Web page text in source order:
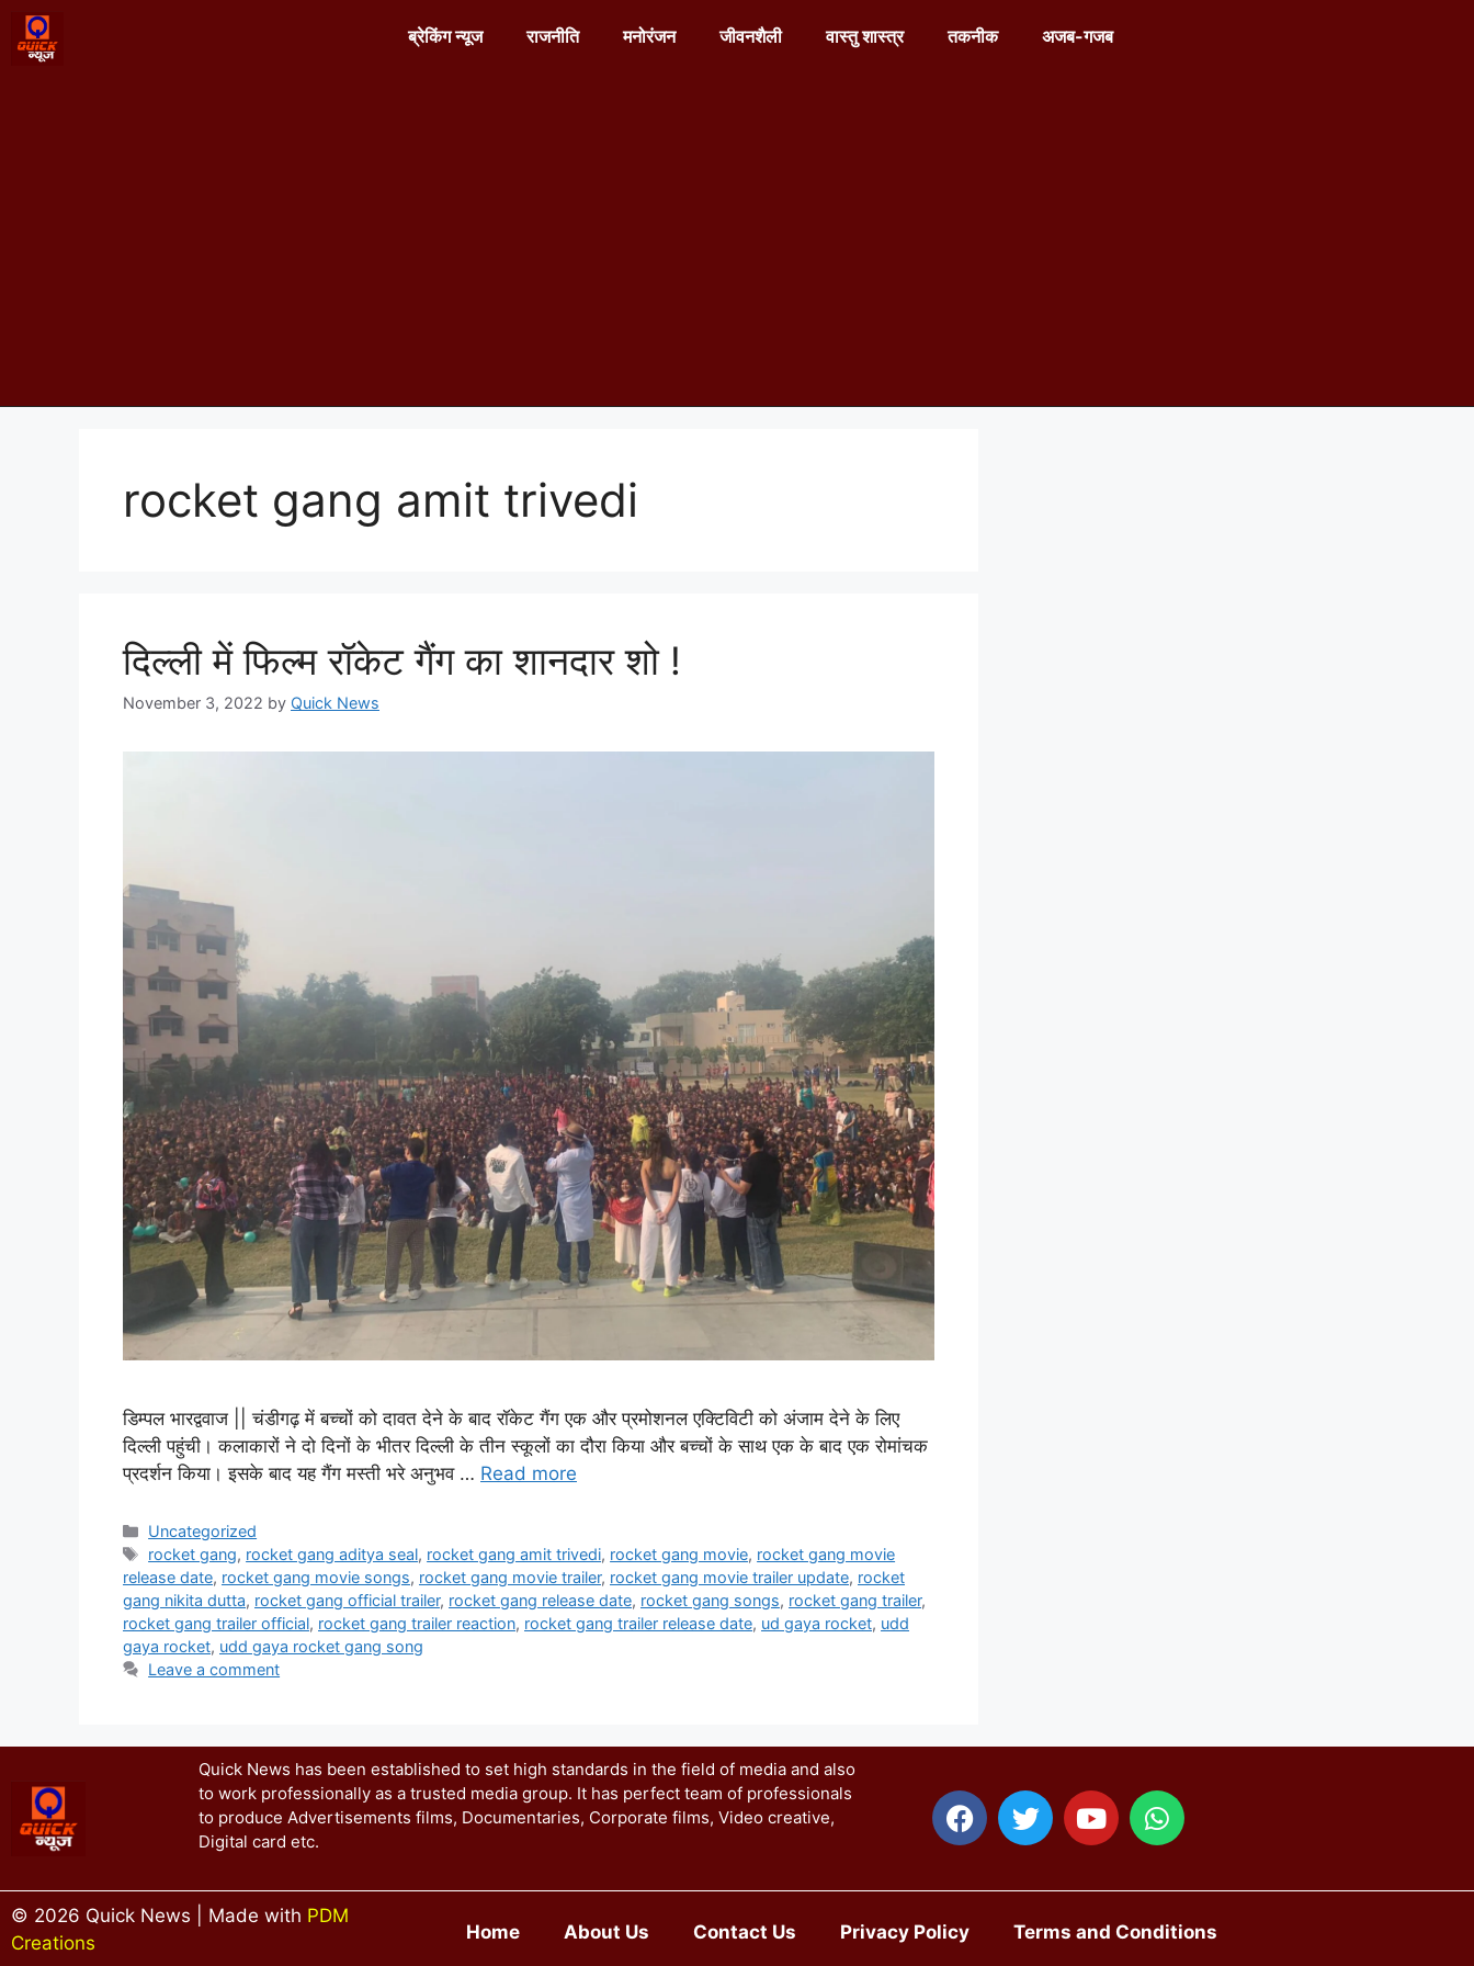
ब्रेकिंग न्यूज राजनीति मनोरंजन जीवनशैली वास्तु शास्त्र तकनीक अजब-गजब
rocket gang amit trivedi
दिल्ली में फिल्म रॉकेट गैंग का शानदार शो !
November 3, 2022 by Quick News
डिम्पल भारद्ववाज || चंडीगढ़ में बच्चों को दावत देने के बाद रॉकेट गैंग एक और प्रमोशनल एक्टिविटी को अंजाम देने के लिए
दिल्ली पहुंची। कलाकारों ने दो दिनों के भीतर दिल्ली के तीन स्कूलों का दौरा किया और बच्चों के साथ एक के बाद एक रोमांचक
प्रदर्शन किया। इसके बाद यह गैंग मस्ती भरे अनुभव … Read more
Uncategorized
rocket gang, rocket gang aditya seal, rocket gang amit trivedi, rocket gang movie, rocket gang movie
release date, rocket gang movie songs, rocket gang movie trailer, rocket gang movie trailer update, rocket
gang nikita dutta, rocket gang official trailer, rocket gang release date, rocket gang songs, rocket gang trailer,
rocket gang trailer official, rocket gang trailer reaction, rocket gang trailer release date, ud gaya rocket, udd
gaya rocket, udd gaya rocket gang song
Leave a comment
Quick News has been established to set high standards in the field of media and also
to work professionally as a trusted media group. It has perfect team of professionals
to produce Advertisements films, Documentaries, Corporate films, Video creative,
Digital card etc.
© 2026 Quick News | Made with PDM
Creations
Home About Us Contact Us Privacy Policy Terms and Conditions